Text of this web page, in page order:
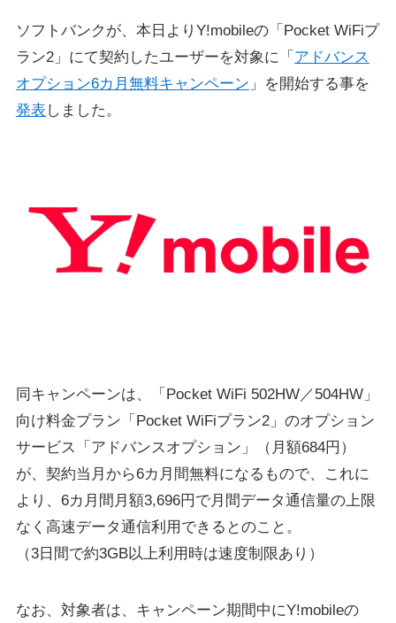
ソフトバンクが、本日よりY!mobileの「Pocket WiFiプ
ラン2」にて契約したユーザーを対象に「 アドバンス
オプション6カ月無料キャンペーン 」を開始する事を
発表 しました。
同キャンペーンは、「Pocket WiFi 502HW／504HW」
向け料金プラン「Pocket WiFiプラン2」のオプション
サービス「アドバンスオプション」（月額684円）
が、契約当月から6カ月間無料になるもので、これに
より、6カ月間月額3,696円で月間データ通信量の上限
なく高速データ通信利用できるとのこと。
（3日間で約3GB以上利用時は速度制限あり）
なお、対象者は、キャンペーン期間中にY!mobileの